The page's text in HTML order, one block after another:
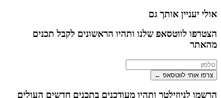
אולי יעניין אותך גם
הצטרפו לווטסאפ שלנו ותהיו הראשונים לקבל תכנים
מהאתר
צרפו אותי לווטסאפ ←
הרשמו לניוזילטר ותהיו מעודכנים בתכנים חדשים העולים